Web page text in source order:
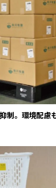
制。環境配慮